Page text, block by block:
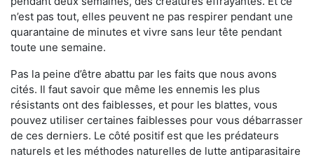
n’est pas tout, elles peuvent ne pas respirer pendant une
quarantaine de minutes et vivre sans leur tête pendant
toute une semaine.
Pas la peine d’être abattu par les faits que nous avons
cités. Il faut savoir que même les ennemis les plus
résistants ont des faiblesses, et pour les blattes, vous
pouvez utiliser certaines faiblesses pour vous débarrasser
de ces derniers. Le côté positif est que les prédateurs
naturels et les méthodes naturelles de lutte antiparasitaire